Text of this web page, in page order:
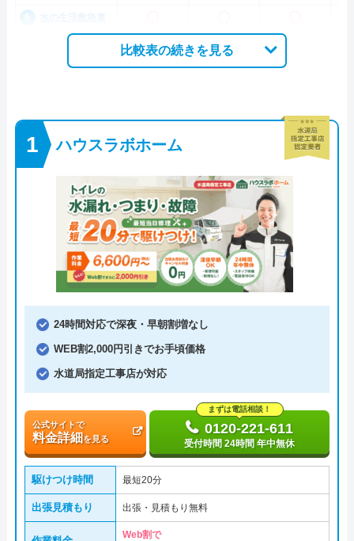
比較表の続きを見る
ハウスラボホーム
24時間対応で深夜・早朝割増なし
WEB割2,000円引きでお手頃価格
水道局指定工事店が対応
公式サイトで
料金詳細を見る
まずは電話相談！
0120-221-611
受付時間 24時間 年中無休
駆けつけ時間 最短20分
出張見積もり 出張・見積もり無料
Web割で